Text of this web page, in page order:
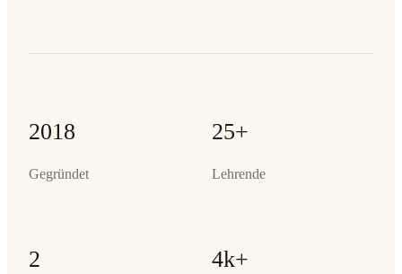
2018
Gegründet
25+
Lehrende
2 4k+